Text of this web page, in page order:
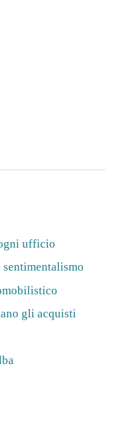
ufficio
gli acquisti